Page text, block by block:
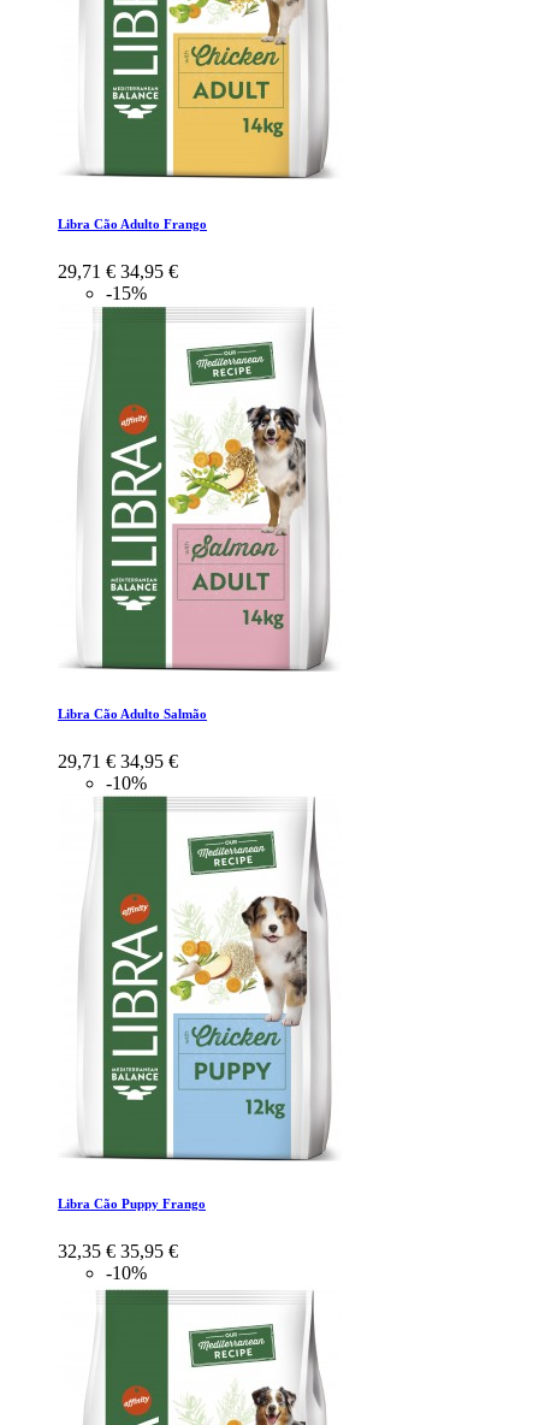
Libra Cão Adulto Frango
29,71 € 34,95 €
-15%
Libra Cão Adulto Salmão
29,71 € 34,95 €
-10%
Libra Cão Puppy Frango
32,35 € 35,95 €
-10%